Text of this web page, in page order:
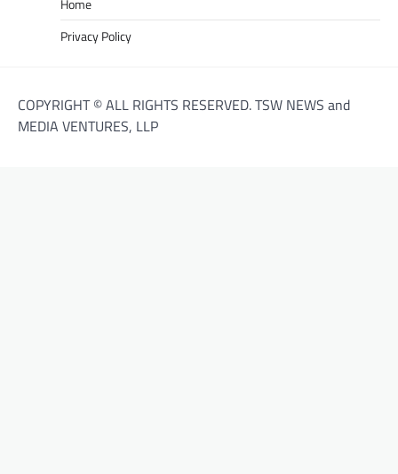
Privacy Policy
COPYRIGHT © ALL RIGHTS RESERVED. TSW NEWS and
MEDIA VENTURES, LLP